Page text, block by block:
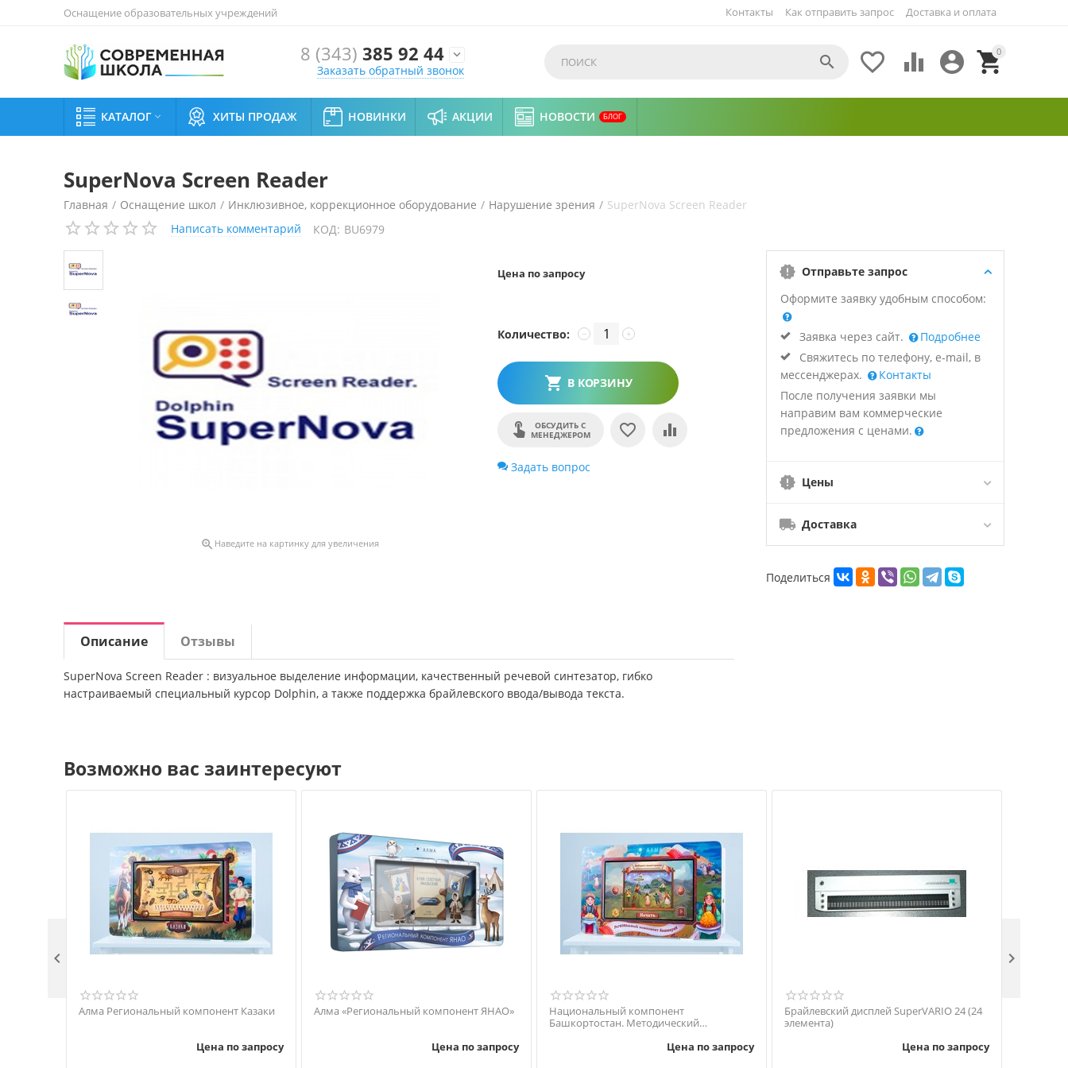
Оснащение образовательных учреждений Как отправить запрос Доставка и оплата
Контакты
8 (343) 385 92 44 
Заказать обратный звонок
0


 

КАТАЛОГ  ХИТЫ ПРОДАЖ НОВИНКИ АКЦИИ НОВОСТИ БЛОГ
SuperNova Screen Reader
Главная / Оснащение школ / Инклюзивное, коррекционное оборудование / Нарушение зрения / SuperNova Screen Reader
Написать комментарий
КОД: BU6979
 Наведите на картинку для увеличения
Цена по запросу
Количество: +
−
В КОРЗИНУ
ОБСУДИТЬ С
МЕНЕДЖЕРОМ
Задать вопрос
Отправьте запрос
Оформите заявку удобным способом:
Заявка через сайт.
Подробнее
Свяжитесь по телефону, e-mail, в
мессенджерах.
Контакты
После получения заявки мы
направим вам коммерческие
предложения с ценами.
Цены
Доставка
Поделиться
Описание Отзывы
SuperNova Screen Reader : визуальное выделение информации, качественный речевой синтезатор, гибко
настраиваемый специальный курсор Dolphin, а также поддержка брайлевского ввода/вывода текста.
Возможно вас заинтересуют
Алма Региональный компонент Казаки
Цена по запросу
Алма «Региональный компонент ЯНАО»
Цена по запросу
Национальный компонент
Башкортостан. Методический
Цена по запросу
Брайлевский дисплей SuperVARIO 24 (24
элемента)
Цена по запросу
 